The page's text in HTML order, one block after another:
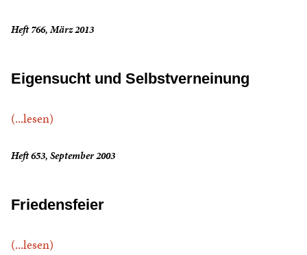
Heft 766, März 2013
Eigensucht und Selbstverneinung
(...lesen)
Heft 653, September 2003
Friedensfeier
(...lesen)